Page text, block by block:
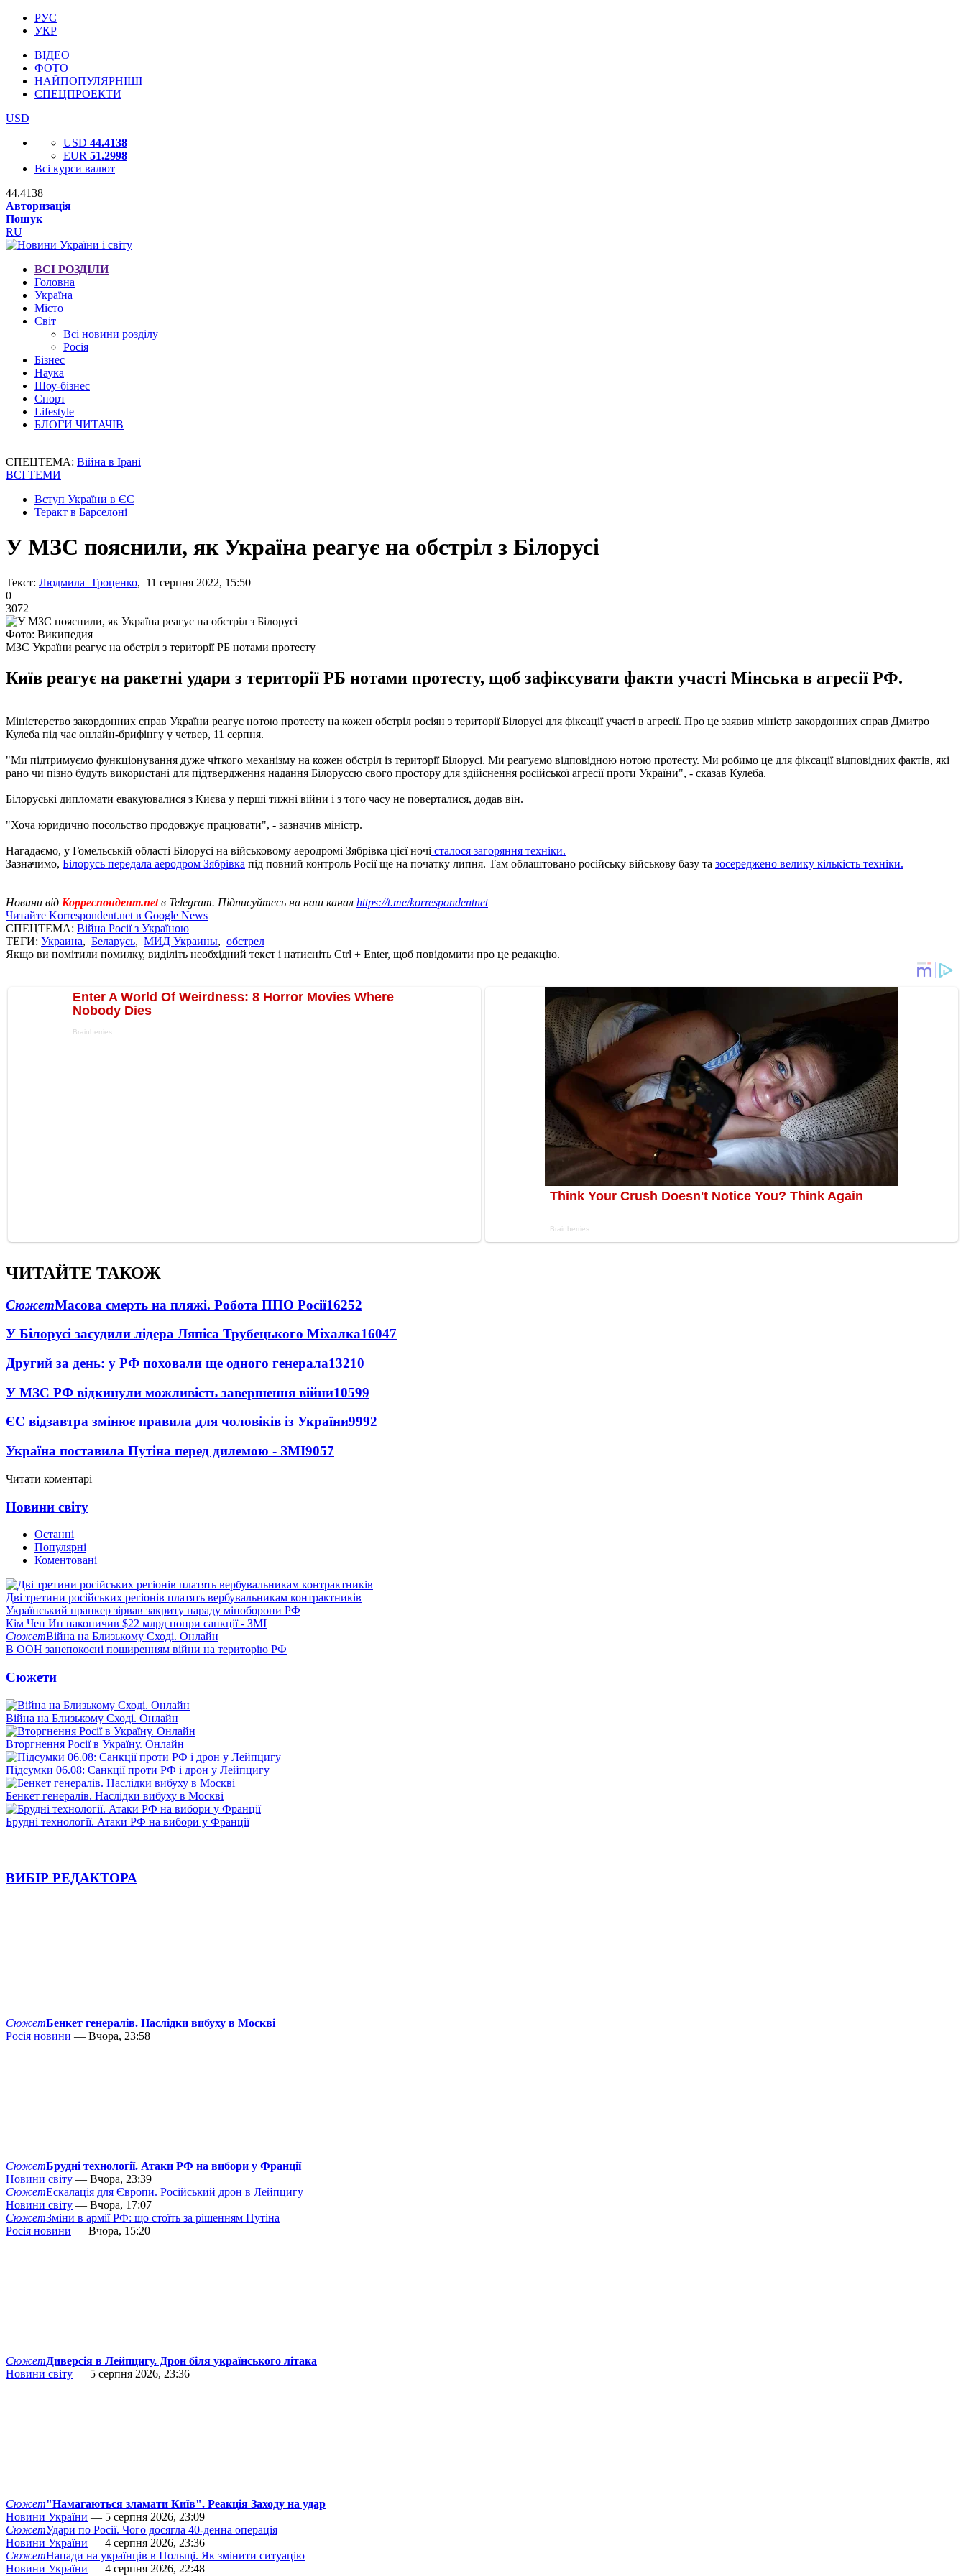
РУС
УКР
ВІДЕО
ФОТО
НАЙПОПУЛЯРНІШІ
СПЕЦПРОЕКТИ
USD
USD 44.4138
EUR 51.2998
Всі курси валют
44.4138
Авторизація
Пошук
RU
ВСІ РОЗДІЛИ
Головна
Україна
Місто
Світ
Всі новини розділу
Росія
Бізнес
Наука
Шоу-бізнес
Спорт
Lifestyle
БЛОГИ ЧИТАЧІВ
СПЕЦТЕМА: Війна в Ірані
ВСІ ТЕМИ
Вступ України в ЄС
Теракт в Барселоні
У МЗС пояснили, як Україна реагує на обстріл з Білорусі
Текст: Людмила Троценко, 11 серпня 2022, 15:50
0
3072
Фото: Википедия
МЗС України реагує на обстріл з території РБ нотами протесту
Київ реагує на ракетні удари з території РБ нотами протесту, щоб зафіксувати факти участі Мінська в агресії РФ.
Міністерство закордонних справ України реагує нотою протесту на кожен обстріл росіян з території Білорусі для фіксації участі в агресії. Про це заявив міністр закордонних справ Дмитро
Кулеба під час онлайн-брифінгу у четвер, 11 серпня.
"Ми підтримуємо функціонування дуже чіткого механізму на кожен обстріл із території Білорусі. Ми реагуємо відповідною нотою протесту. Ми робимо це для фіксації відповідних фактів, які
рано чи пізно будуть використані для підтвердження надання Білоруссю свого простору для здійснення російської агресії проти України", - сказав Кулеба.
Білоруські дипломати евакуювалися з Києва у перші тижні війни і з того часу не поверталися, додав він.
"Хоча юридично посольство продовжує працювати", - зазначив міністр.
Нагадаємо, у Гомельській області Білорусі на військовому аеродромі Зябрівка цієї ночі сталося загоряння техніки.
Зазначимо, Білорусь передала аеродром Зябрівка під повний контроль Росії ще на початку липня. Там облаштовано російську військову базу та зосереджено велику кількість техніки.
Новини від Корреспондент.netв Telegram. Підписуйтесь на наш канал https://t.me/korrespondentnet
Читайте Korrespondent.net в Google News
СПЕЦТЕМА: Війна Росії з Україною
ТЕГИ: Украина, Беларусь, МИД Украины, обстрел
Якщо ви помітили помилку, виділіть необхідний текст і натисніть Ctrl + Enter, щоб повідомити про це редакцію.
ЧИТАЙТЕ ТАКОЖ
СюжетМасова смерть на пляжі. Робота ППО Росії16252
У Білорусі засудили лідера Ляпіса Трубецького Міхалка16047
Другий за день: у РФ поховали ще одного генерала13210
У МЗС РФ відкинули можливість завершення війни10599
ЄС відзавтра змінює правила для чоловіків із України9992
Україна поставила Путіна перед дилемою - ЗМІ9057
Читати коментарі
Новини світу
Останні
Популярні
Коментовані
Дві третини російських регіонів платять вербувальникам контрактників
Український пранкер зірвав закриту нараду міноборони РФ
Кім Чен Ин накопичив $22 млрд попри санкції - ЗМІ
СюжетВійна на Близькому Сході. Онлайн
В ООН занепокоєні поширенням війни на територію РФ
Сюжети
Війна на Близькому Сході. Онлайн
Вторгнення Росії в Україну. Онлайн
Підсумки 06.08: Санкції проти РФ і дрон у Лейпцигу
Бенкет генералів. Наслідки вибуху в Москві
Брудні технології. Атаки РФ на вибори у Франції
ВИБІР РЕДАКТОРА
СюжетБенкет генералів. Наслідки вибуху в Москві
Росія новини — Вчора, 23:58
СюжетБрудні технології. Атаки РФ на вибори у Франції
Новини світу — Вчора, 23:39
СюжетЕскалація для Європи. Російський дрон в Лейпцигу
Новини світу — Вчора, 17:07
СюжетЗміни в армії РФ: що стоїть за рішенням Путіна
Росія новини — Вчора, 15:20
СюжетДиверсія в Лейпцигу. Дрон біля українського літака
Новини світу — 5 серпня 2026, 23:36
Сюжет"Намагаються зламати Київ". Реакція Заходу на удар
Новини України — 5 серпня 2026, 23:09
СюжетУдари по Росії. Чого досягла 40-денна операція
Новини України — 4 серпня 2026, 23:36
СюжетНапади на українців в Польщі. Як змінити ситуацію
Новини України — 4 серпня 2026, 22:48